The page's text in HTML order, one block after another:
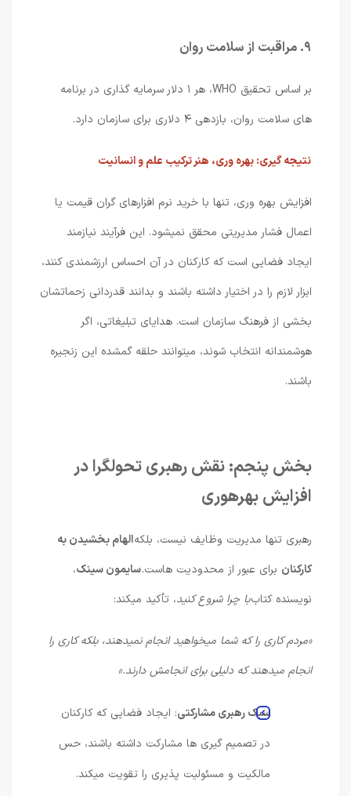
بر اساس تحقیق WHO، هر ۱ دلار سرمایه گذاری در برنامه
های سلامت روان، بازدهی ۴ دلاری برای سازمان دارد.
نتیجه گیری: بهره وری، هنر ترکیب علم و انسانیت
افزایش بهره وری، تنها با خرید نرم افزارهای گران قیمت یا
اعمال فشار مدیریتی محقق نمیشود. این فرآیند نیازمند
ایجاد فضایی است که کارکنان در آن احساس ارزشمندی کنند،
ابزار لازم را در اختیار داشته باشند و بدانند قدردانی زحماتشان
بخشی از فرهنگ سازمان است. هدایای تبلیغاتی، اگر
هوشمندانه انتخاب شوند، میتوانند حلقه گمشده این زنجیره
باشند.
بخش پنجم: نقش رهبری تحولگرا در
افزایش بهرهوری
رهبری تنها مدیریت وظایف نیست، بلکهالهام بخشیدن به
کارکنان برای عبور از محدودیت هاست.سایمون سینک،
نویسنده کتاببا چرا شروع کنید، تأکید میکند:
«مردم کاری را که شما میخواهید انجام نمیدهند، بلکه کاری را
انجام میدهند که دلیلی برای انجامش دارند.»
سبک رهبری مشارکتی: ایجاد فضایی که کارکنان
در تصمیم گیری ها مشارکت داشته باشند، حس
مالکیت و مسئولیت پذیری را تقویت میکند.